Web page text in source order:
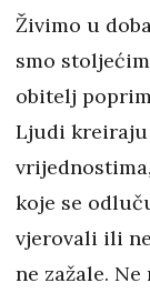
Živimo u
smo
obitelj
Ljudi kreiraju
koje se
vjerovali ili
ne zažale.